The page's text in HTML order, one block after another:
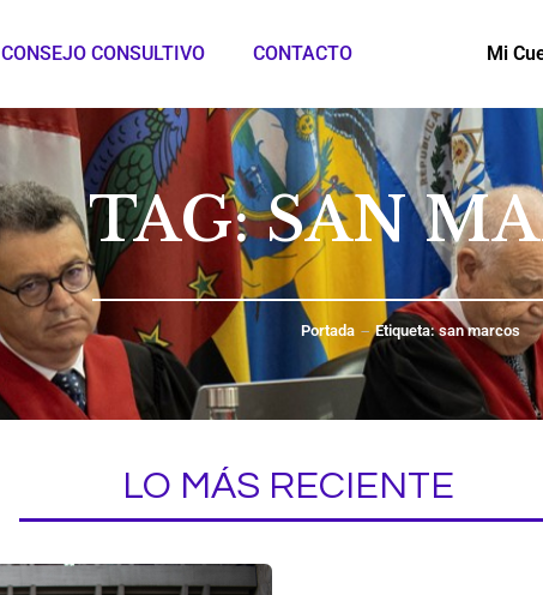
CONSEJO CONSULTIVO CONTACTO Mi
TAG: SAN
Portada Etiqueta: san marcos
LO MÁS RECIENTE